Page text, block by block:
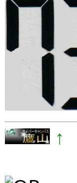
↑